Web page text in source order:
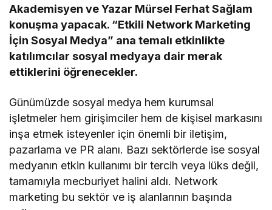
Akademisyen ve Yazar Mürsel Ferhat Sağlam
konuşma yapacak. “Etkili Network Marketing
İçin Sosyal Medya” ana temalı etkinlikte
katılımcılar sosyal medyaya dair merak
ettiklerini öğrenecekler.
Günümüzde sosyal medya hem kurumsal
işletmeler hem girişimciler hem de kişisel markasını
inşa etmek isteyenler için önemli bir iletişim,
pazarlama ve PR alanı. Bazı sektörlerde ise sosyal
medyanın etkin kullanımı bir tercih veya lüks değil,
tamamıyla mecburiyet halini aldı. Network
marketing bu sektör ve iş alanlarının başında